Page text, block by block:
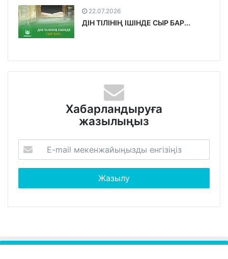
22.07.2026
ДІН ТІЛІНІҢ ІШІНДЕ СЫР БАР...
Хабарландыруға
жазылыңыз